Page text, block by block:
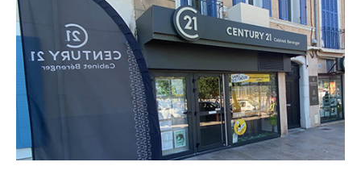
CENTURY 21 Cabinet Berenger
7 boulevard Anatole France
LA CIOTAT - 13600
Envoyer un message
Téléphoner à l'agence